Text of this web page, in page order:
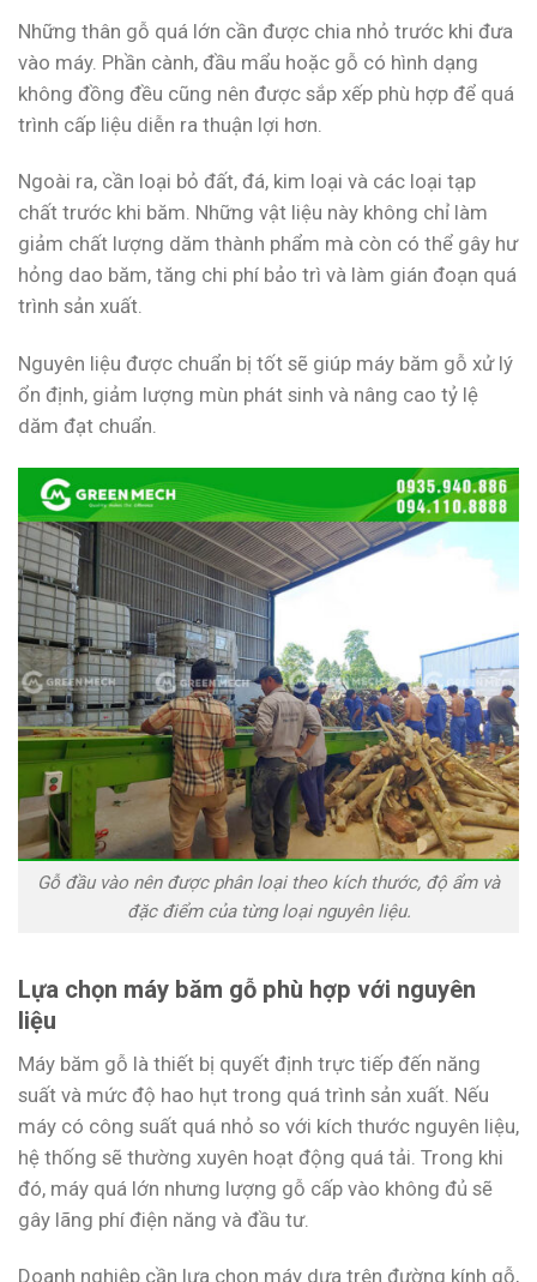
Những thân gỗ quá lớn cần được chia nhỏ trước khi đưa
vào máy. Phần cành, đầu mẩu hoặc gỗ có hình dạng
không đồng đều cũng nên được sắp xếp phù hợp để quá
trình cấp liệu diễn ra thuận lợi hơn.
Ngoài ra, cần loại bỏ đất, đá, kim loại và các loại tạp
chất trước khi băm. Những vật liệu này không chỉ làm
giảm chất lượng dăm thành phẩm mà còn có thể gây hư
hỏng dao băm, tăng chi phí bảo trì và làm gián đoạn quá
trình sản xuất.
Nguyên liệu được chuẩn bị tốt sẽ giúp máy băm gỗ xử lý
ổn định, giảm lượng mùn phát sinh và nâng cao tỷ lệ
dăm đạt chuẩn.
Gỗ đầu vào nên được phân loại theo kích thước, độ ẩm và
đặc điểm của từng loại nguyên liệu.
Lựa chọn máy băm gỗ phù hợp với nguyên
liệu
Máy băm gỗ là thiết bị quyết định trực tiếp đến năng
suất và mức độ hao hụt trong quá trình sản xuất. Nếu
máy có công suất quá nhỏ so với kích thước nguyên liệu,
hệ thống sẽ thường xuyên hoạt động quá tải. Trong khi
đó, máy quá lớn nhưng lượng gỗ cấp vào không đủ sẽ
gây lãng phí điện năng và đầu tư.
Doanh nghiệp cần lựa chọn máy dựa trên đường kính gỗ,